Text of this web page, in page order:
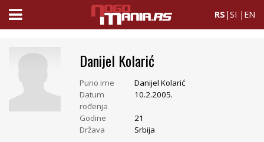
RS |SI | EN
Danijel Kolarić
Puno ime
Danijel Kolarić
Datum
rođenja
10.2.2005.
Godine
21
Država
Srbija